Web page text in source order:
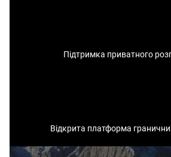
Підтримка приватного
Відкрита платформа